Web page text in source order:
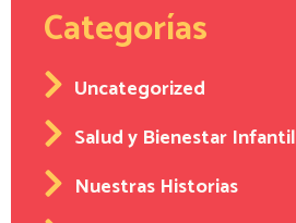
Categorías
Uncategorized
Salud y Bienestar Infantil
Nuestras Historias